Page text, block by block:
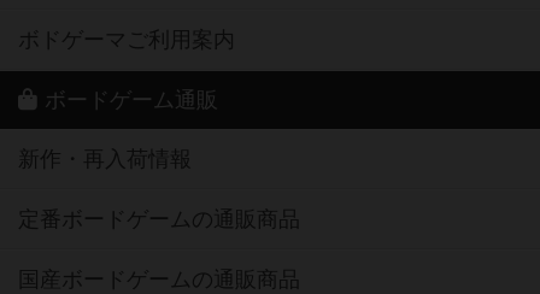
ボドゲーマご利用案内
ボードゲーム通販
新作・再入荷情報
定番ボードゲームの通販商品
国産ボードゲームの通販商品